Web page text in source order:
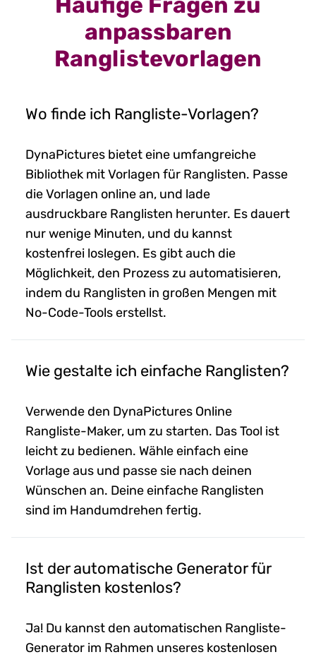
anpassbaren
Ranglistevorlagen
Wo finde ich Rangliste-Vorlagen?
DynaPictures bietet eine umfangreiche
Bibliothek mit Vorlagen für Ranglisten. Passe
die Vorlagen online an, und lade
ausdruckbare Ranglisten herunter. Es dauert
nur wenige Minuten, und du kannst
kostenfrei loslegen. Es gibt auch die
Möglichkeit, den Prozess zu automatisieren,
indem du Ranglisten in großen Mengen mit
No-Code-Tools erstellst.
Wie gestalte ich einfache Ranglisten?
Verwende den DynaPictures Online
Rangliste-Maker, um zu starten. Das Tool ist
leicht zu bedienen. Wähle einfach eine
Vorlage aus und passe sie nach deinen
Wünschen an. Deine einfache Ranglisten
sind im Handumdrehen fertig.
Ist der automatische Generator für
Ranglisten kostenlos?
Ja! Du kannst den automatischen Rangliste-
Generator im Rahmen unseres kostenlosen